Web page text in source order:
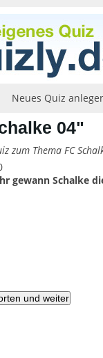
Neues Quiz
04"
zum Thema FC
gewann Schalke